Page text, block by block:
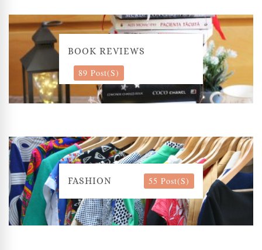
BOOK REVIEWS
89 Post(s)
FASHION 55 Post(s)